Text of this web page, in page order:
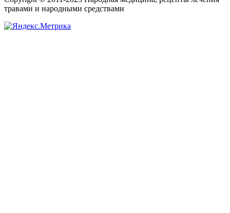
травами и народными средствами